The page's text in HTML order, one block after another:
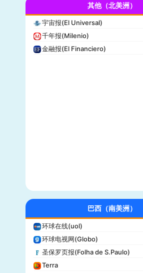
布赖特巴特新闻网(Breitbart News)
美联社(AP)
洛杉矶时报(Los Angeles Times)
Insider
Vice
商业内幕(Business Insider)
iHeartRadio
纽约客(New Yorker)
娱乐周刊(Entertainment Weekly)
芝加哥论坛报(Chicago Tribune)
其他（北美洲）
宇宙报(El Universal)
千年报(Milenio)
金融报(El Financiero)
巴西（南美洲）
环球在线(uol)
环球电视网(Globo)
圣保罗页报(Folha de S.Paulo)
Terra